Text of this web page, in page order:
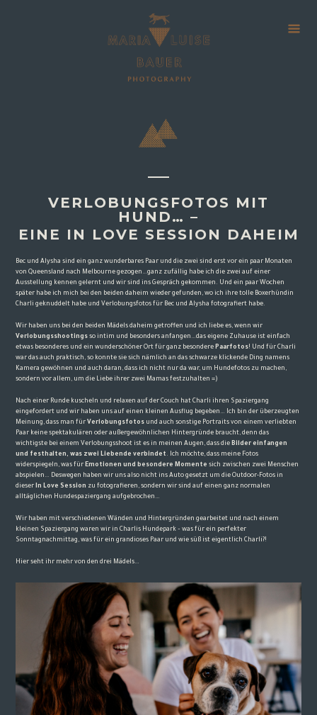
VERLOBUNGSFOTOS MIT
HUND… –
EINE IN LOVE SESSION DAHEIM
Bec und Alysha sind ein ganz wunderbares Paar und die zwei sind erst vor ein paar Monaten
von Queensland nach Melbourne gezogen…ganz zufällig habe ich die zwei auf einer
Ausstellung kennen gelernt und wir sind ins Gespräch gekommen. Und ein paar Wochen
später habe ich mich bei den beiden daheim wieder gefunden, wo ich ihre tolle Boxerhündin
Charli geknuddelt habe und Verlobungsfotos für Bec und Alysha fotografiert habe.
Wir haben uns bei den beiden Mädels daheim getroffen und ich liebe es, wenn wir
Verlobungsshootings so intim und besonders anfangen…das eigene Zuhause ist einfach
etwas besonderes und ein wunderschöner Ort für ganz besonderePaarfotos! Und für Charli
war das auch praktisch, so konnte sie sich nämlich an das schwarze klickende Ding namens
Kamera gewöhnen und auch daran, dass ich nicht nur da war, um Hundefotos zu machen,
sondern vor allem, um die Liebe ihrer zwei Mamas festzuhalten =)
Nach einer Runde kuscheln und relaxen auf der Couch hat Charli ihren Spaziergang
eingefordert und wir haben uns auf einen kleinen Ausflug begeben… Ich bin der überzeugten
Meinung, dass man für Verlobungsfotos und auch sonstige Portraits von einem verliebten
Paar keine spektakulären oder außergewöhnlichen Hintergründe braucht, denn das
wichtigste bei einem Verlobungsshoot ist es in meinen Augen, dass dieBilder einfangen
und festhalten, was zwei Liebende verbindet . Ich möchte, dass meine Fotos
widerspiegeln, was fürEmotionen und besondere Momente sich zwischen zwei Menschen
abspielen… Deswegen haben wir uns also nicht ins Auto gesetzt um die Outdoor-Fotos in
dieserIn Love Session zu fotografieren, sondern wir sind auf einen ganz normalen
alltäglichen Hundespaziergang aufgebrochen…
Wir haben mit verschiedenen Wänden und Hintergründen gearbeitet und nach einem
kleinen Spaziergang waren wir in Charlis Hundepark – was für ein perfekter
Sonntagnachmittag, was für ein grandioses Paar und wie süß ist eigentlich Charli?!
Hier seht ihr mehr von den drei Mädels…